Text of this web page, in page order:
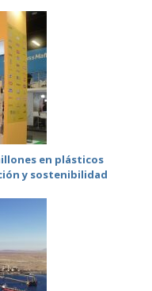
en plásticos
y sostenibilidad